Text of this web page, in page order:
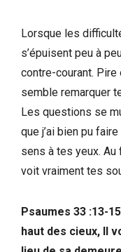
Lorsque les
s’épuisent peu à
contre-courant. Pire
semble remarquer
Les questions se
que j’ai bien pu
sens à tes yeux.
voit vraiment tes
Psaumes 33 :13-
haut des cieux, Il